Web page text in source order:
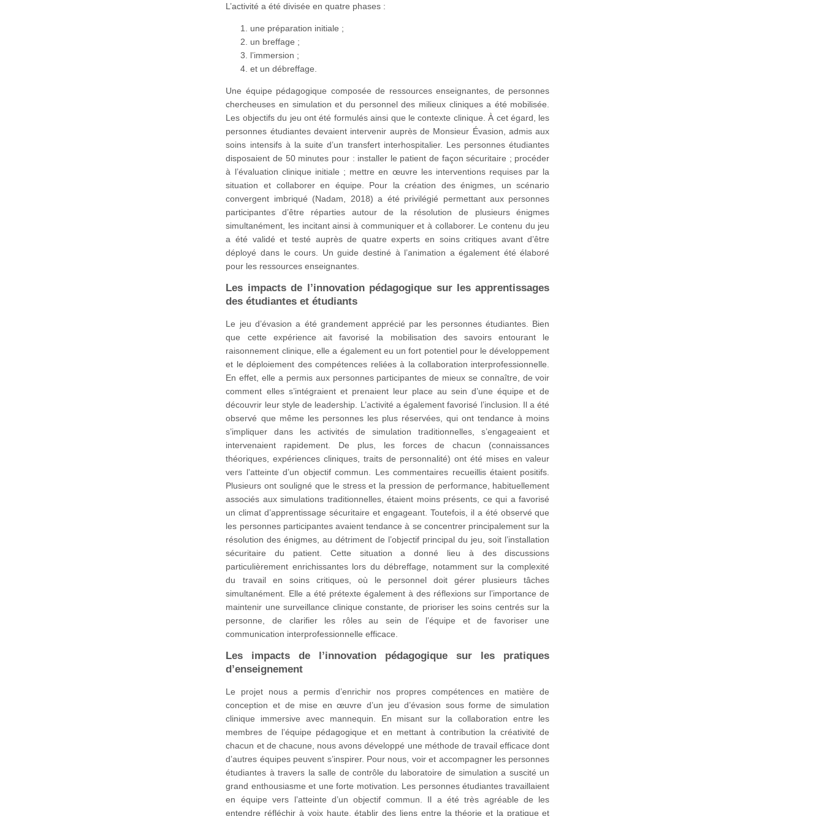
L’activité a été divisée en quatre phases :
une préparation initiale ;
un breffage ;
l’immersion ;
et un débreffage.
Une équipe pédagogique composée de ressources enseignantes, de personnes
chercheuses en simulation et du personnel des milieux cliniques a été mobilisée.
Les objectifs du jeu ont été formulés ainsi que le contexte clinique. À cet égard, les
personnes étudiantes devaient intervenir auprès de Monsieur Évasion, admis aux
soins intensifs à la suite d’un transfert interhospitalier. Les personnes étudiantes
disposaient de 50 minutes pour : installer le patient de façon sécuritaire ; procéder
à l’évaluation clinique initiale ; mettre en œuvre les interventions requises par la
situation et collaborer en équipe. Pour la création des énigmes, un scénario
convergent imbriqué (Nadam, 2018) a été privilégié permettant aux personnes
participantes d’être réparties autour de la résolution de plusieurs énigmes
simultanément, les incitant ainsi à communiquer et à collaborer. Le contenu du jeu
a été validé et testé auprès de quatre experts en soins critiques avant d’être
déployé dans le cours. Un guide destiné à l’animation a également été élaboré
pour les ressources enseignantes.
Les impacts de l’innovation pédagogique sur les apprentissages
des étudiantes et étudiants
Le jeu d’évasion a été grandement apprécié par les personnes étudiantes. Bien
que cette expérience ait favorisé la mobilisation des savoirs entourant le
raisonnement clinique, elle a également eu un fort potentiel pour le développement
et le déploiement des compétences reliées à la collaboration interprofessionnelle.
En effet, elle a permis aux personnes participantes de mieux se connaître, de voir
comment elles s’intégraient et prenaient leur place au sein d’une équipe et de
découvrir leur style de leadership. L’activité a également favorisé l’inclusion. Il a été
observé que même les personnes les plus réservées, qui ont tendance à moins
s’impliquer dans les activités de simulation traditionnelles, s’engageaient et
intervenaient rapidement. De plus, les forces de chacun (connaissances
théoriques, expériences cliniques, traits de personnalité) ont été mises en valeur
vers l’atteinte d’un objectif commun. Les commentaires recueillis étaient positifs.
Plusieurs ont souligné que le stress et la pression de performance, habituellement
associés aux simulations traditionnelles, étaient moins présents, ce qui a favorisé
un climat d’apprentissage sécuritaire et engageant. Toutefois, il a été observé que
les personnes participantes avaient tendance à se concentrer principalement sur la
résolution des énigmes, au détriment de l’objectif principal du jeu, soit l’installation
sécuritaire du patient. Cette situation a donné lieu à des discussions
particulièrement enrichissantes lors du débreffage, notamment sur la complexité
du travail en soins critiques, où le personnel doit gérer plusieurs tâches
simultanément. Elle a été prétexte également à des réflexions sur l’importance de
maintenir une surveillance clinique constante, de prioriser les soins centrés sur la
personne, de clarifier les rôles au sein de l’équipe et de favoriser une
communication interprofessionnelle efficace.
Les impacts de l’innovation pédagogique sur les pratiques
d’enseignement
Le projet nous a permis d’enrichir nos propres compétences en matière de
conception et de mise en œuvre d’un jeu d’évasion sous forme de simulation
clinique immersive avec mannequin. En misant sur la collaboration entre les
membres de l’équipe pédagogique et en mettant à contribution la créativité de
chacun et de chacune, nous avons développé une méthode de travail efficace dont
d’autres équipes peuvent s’inspirer. Pour nous, voir et accompagner les personnes
étudiantes à travers la salle de contrôle du laboratoire de simulation a suscité un
grand enthousiasme et une forte motivation. Les personnes étudiantes travaillaient
en équipe vers l’atteinte d’un objectif commun. Il a été très agréable de les
entendre réfléchir à voix haute, établir des liens entre la théorie et la pratique et